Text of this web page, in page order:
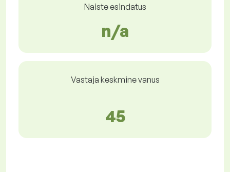
Naiste esindatus
n/a
Vastaja keskmine vanus
45